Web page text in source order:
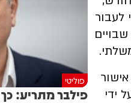
לעבור
ידי
פוליטי
פילבר מתריע: